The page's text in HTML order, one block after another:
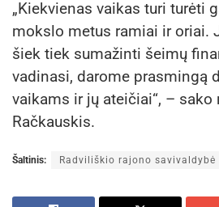
„Kiekvienas vaikas turi turėti
mokslo metus ramiai ir oriai.
šiek tiek sumažinti šeimų
vadinasi, darome prasmingą
vaikams ir jų ateičiai“, – sako
Račkauskis.
Šaltinis: Radviliškio rajono savivaldybė